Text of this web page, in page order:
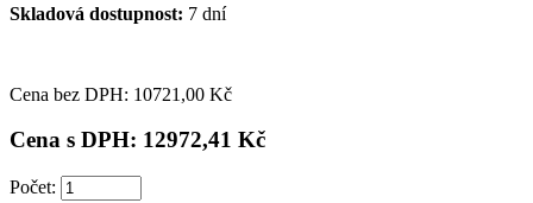
Skladová dostupnost: 7 dní
Cena bez DPH: 10721,00 Kč
Cena s DPH: 12972,41 Kč
Počet: